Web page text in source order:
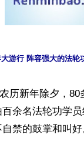
游行 阵容强大的法轮
历新年除夕，
余名法轮功学
禁的鼓掌和叫好